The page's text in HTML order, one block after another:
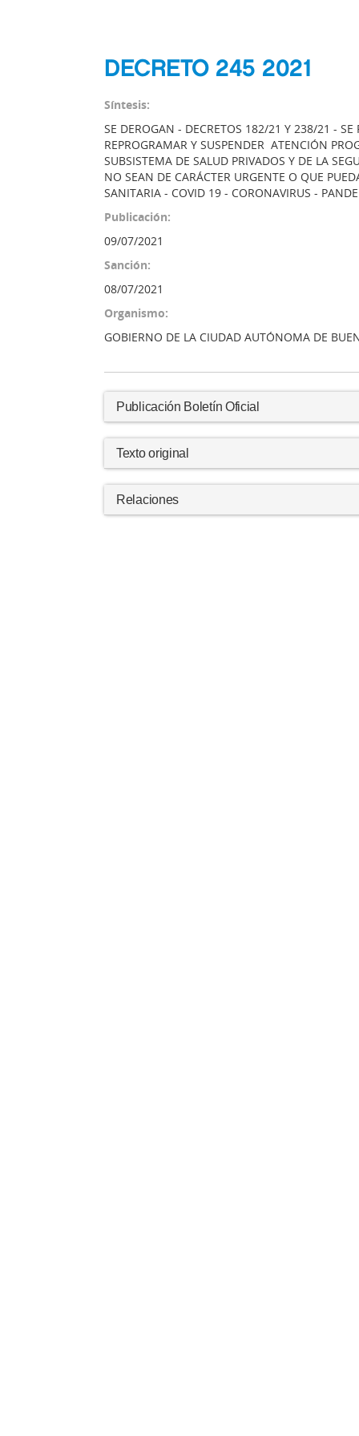
DECRETO 245 2021
Síntesis:
SE DEROGAN - DECRETOS 182/21 Y 238/21 -
REPROGRAMAR Y SUSPENDER ATENCIÓN
SUBSISTEMA DE SALUD PRIVADOS Y DE LA
NO SEAN DE CARÁCTER URGENTE O QUE
SANITARIA - COVID 19 - CORONAVIRUS -
Publicación:
09/07/2021
Sanción:
08/07/2021
Organismo:
GOBIERNO DE LA CIUDAD AUTÓNOMA DE
Publicación Boletín Oficial
Texto original
Relaciones